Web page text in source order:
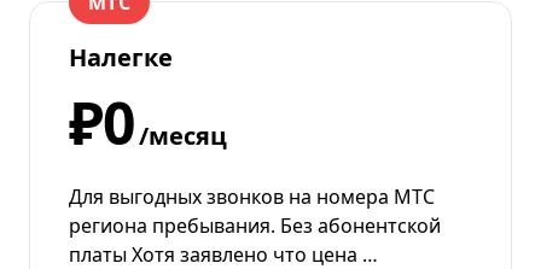
Налегке
₽0/месяц
Для выгодных звонков на номера МТС
региона пребывания. Без абонентской
платы Хотя заявлено что цена …